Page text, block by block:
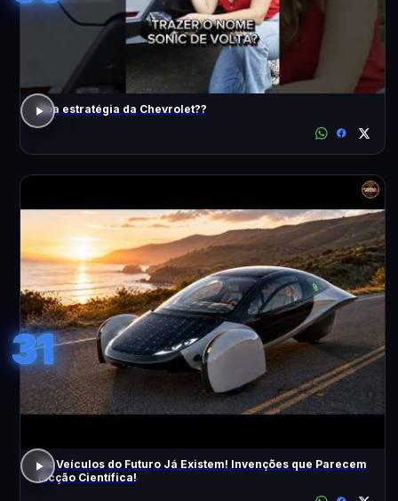
Boa estratégia da Chevrolet??
31
Os Veículos do Futuro Já Existem! Invenções que Parecem
Ficção Científica!